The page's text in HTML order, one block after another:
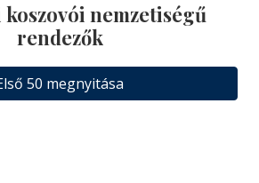
koszovói nemzetiségű
rendezők
50 megnyitása